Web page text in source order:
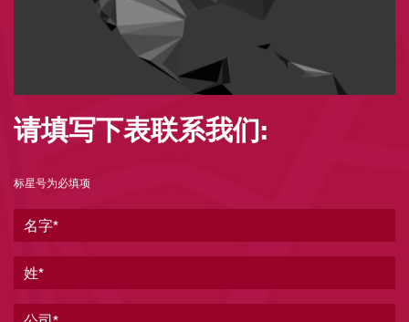
请填写下表联系我们:
标星号为必填项
名字
公司